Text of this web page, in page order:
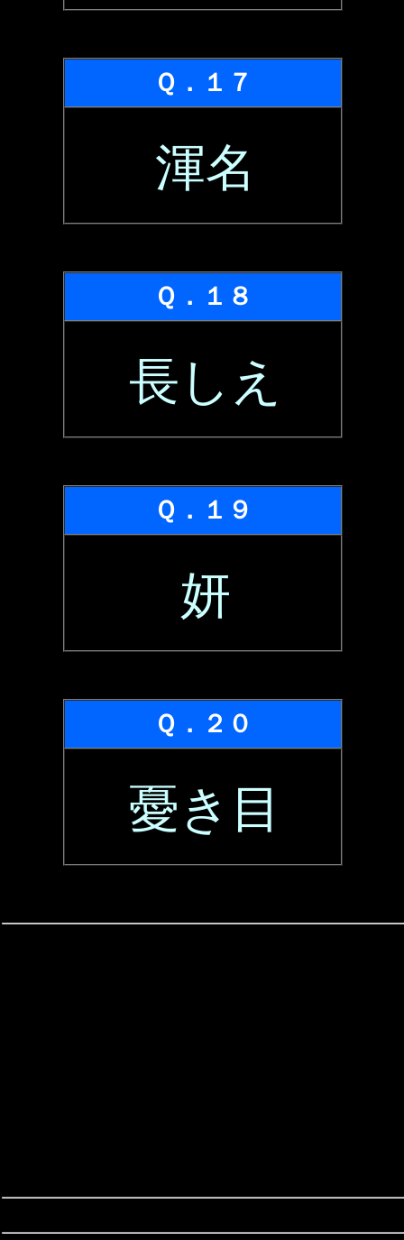
Ｑ．１７
渾名
Ｑ．１８
長しえ
Ｑ．１９
妍
Ｑ．２０
憂き目